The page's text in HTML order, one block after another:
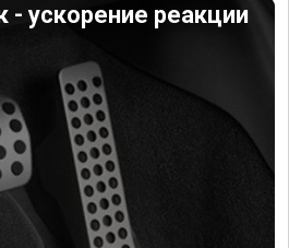
- ускорение реакции